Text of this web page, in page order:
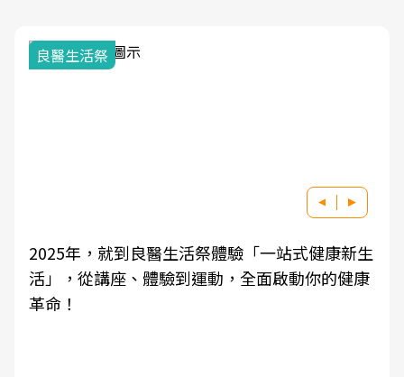
良醫生活祭
2025年，就到良醫生活祭體驗「一站式健康新生
活」，從講座、體驗到運動，全面啟動你的健康
革命！